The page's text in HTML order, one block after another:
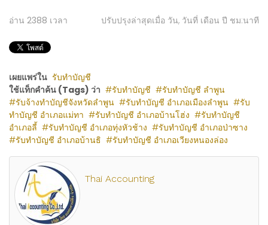
อ่าน 2388 เวลา ปรับปรุงล่าสุดเมื่อ วัน, วันที่ เดือน ปี ชม:นาที
เผยแพร่ใน รับทำบัญชี
ใช้แท็กคำค้น (Tags) ว่า
รับทำบัญชี
รับทำบัญชี ลำพูน
รับจ้างทำบัญชีจังหวัดลำพูน
รับทำบัญชี อำเภอเมืองลำพูน
รับ
ทำบัญชี อำเภอแม่ทา
รับทำบัญชี อำเภอบ้านโฮ่ง
รับทำบัญชี
อำเภอลี้
รับทำบัญชี อำเภอทุ่งหัวช้าง
รับทำบัญชี อำเภอป่าซาง
รับทำบัญชี อำเภอบ้านธิ
รับทำบัญชี อำเภอเวียงหนองล่อง
Thai Accounting